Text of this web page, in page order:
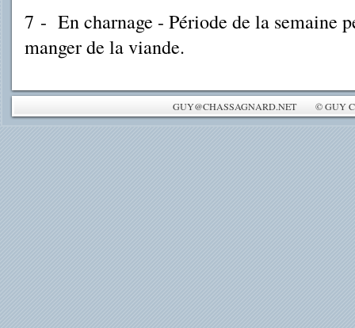
7 - En charnage - Période de la semaine
manger de la viande.
GUY@CHASSAGNARD.NET © GUY